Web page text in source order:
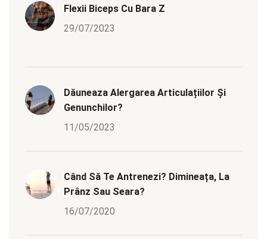
Flexii Biceps Cu Bara Z
29/07/2023
Dăuneaza Alergarea Articulațiilor Și
Genunchilor?
11/05/2023
Când Să Te Antrenezi? Dimineața, La
Prânz Sau Seara?
16/07/2020